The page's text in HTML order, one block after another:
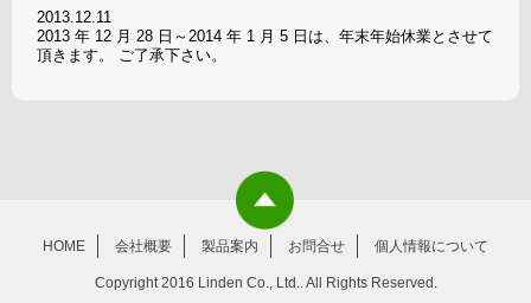
2013.12.11
2013 年 12 月 28 日～2014 年 1 月 5 日は、年末年始休業とさせて
頂きます。 ご了承下さい。
HOME 会社概要 製品案内 お問合せ 個人情報について
Copyright 2016 Linden Co., Ltd.. All Rights Reserved.